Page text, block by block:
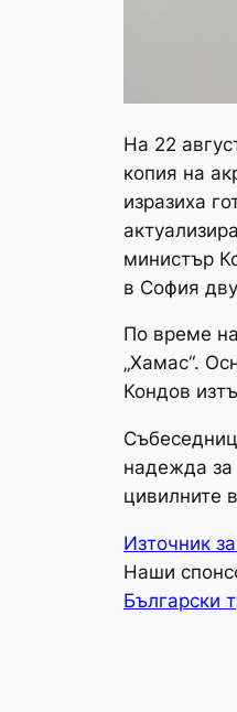
На 22
копия на
изразиха
министър
в София
По време
„Хамас“.
Кондов
надежда за
цивилните
Източник
Наши
Български